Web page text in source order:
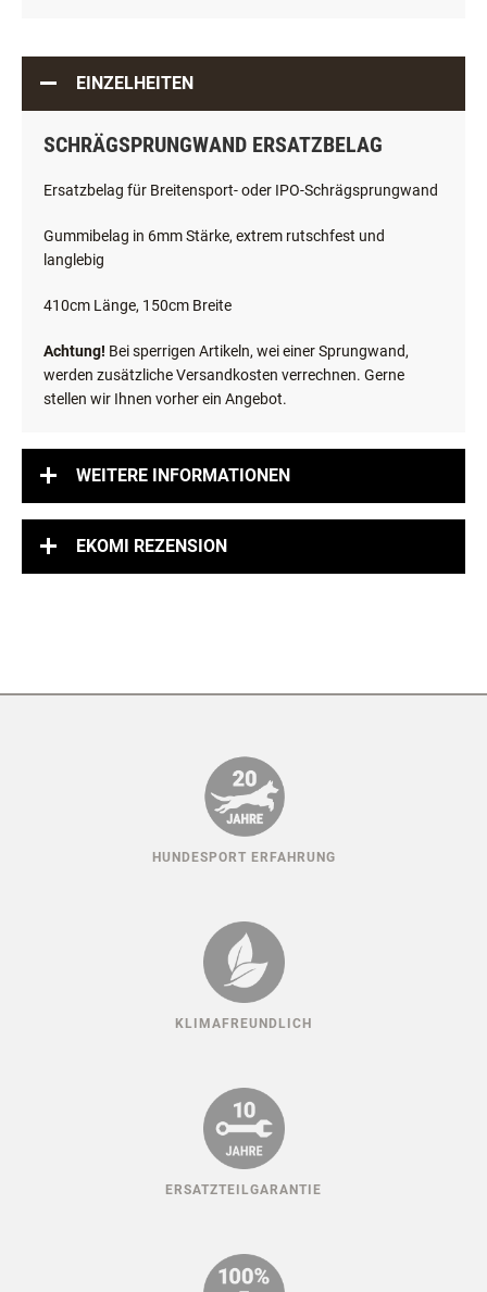
EINZELHEITEN
SCHRÄGSPRUNGWAND ERSATZBELAG
Ersatzbelag für Breitensport- oder IPO-Schrägsprungwand
Gummibelag in 6mm Stärke, extrem rutschfest und
langlebig
410cm Länge, 150cm Breite
Achtung! Bei sperrigen Artikeln, wei einer Sprungwand,
werden zusätzliche Versandkosten verrechnen. Gerne
stellen wir Ihnen vorher ein Angebot.
WEITERE INFORMATIONEN
EKOMI REZENSION
HUNDESPORT ERFAHRUNG
KLIMAFREUNDLICH
ERSATZTEILGARANTIE